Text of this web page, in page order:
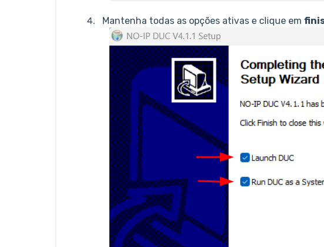
Mantenha todas as opções ativas e clique em